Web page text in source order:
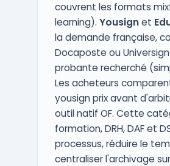
couvrent les formats
learning). Yousignet
la demande française,
Docaposte ou
probante recherché
Les acheteurs
yousign prix avant
outil natif OF. Cette
formation, DRH, DAF et
processus, réduire le
centraliser l'archivage